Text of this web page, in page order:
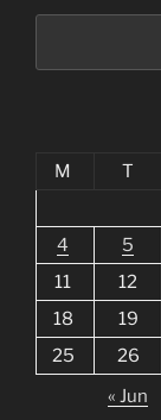
M
T
4
5
11
12
18
19
25
26
« Jun